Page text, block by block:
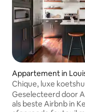
Appartement in
Chique, luxe
Geselecteerd door
als beste Airbnb in